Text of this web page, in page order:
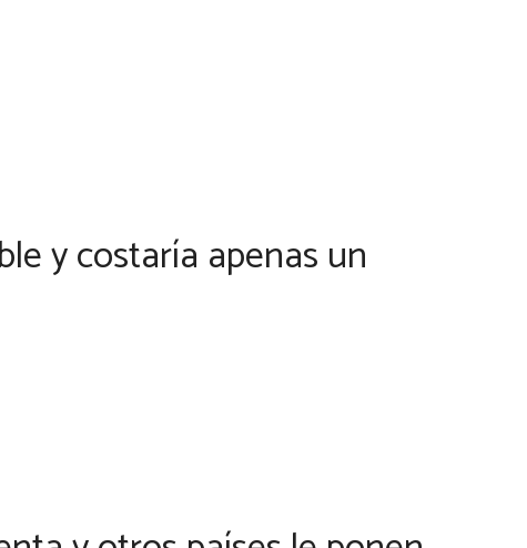
y costaría apenas un